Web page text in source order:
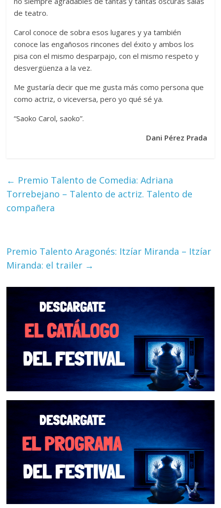
de teatro.
Carol conoce de sobra esos lugares y ya también
conoce las engañosos rincones del éxito y ambos los
pisa con el mismo desparpajo, con el mismo respeto y
desvergüenza a la vez.
Me gustaría decir que me gusta más como persona que
como actriz, o viceversa, pero yo qué sé ya.
“Saoko Carol, saoko”.
Dani Pérez Prada
← Premio Talento de Comedia: Adriana
Torrebejano – Talento de actriz. Talento de
compañera
Premio Talento Aragonés: Itzíar Miranda – Itzíar
Miranda: el trailer →